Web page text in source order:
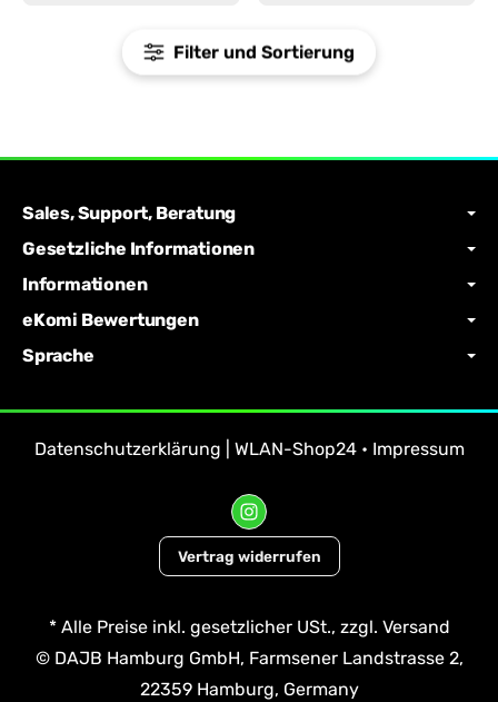
Filter und Sortierung
Sales, Support, Beratung
Gesetzliche Informationen
Informationen
eKomi Bewertungen
Sprache
Datenschutzerklärung | WLAN-Shop24 • Impressum
Vertrag widerrufen
*Alle Preise inkl. gesetzlicher USt., zzgl. Versand
© DAJB Hamburg GmbH, Farmsener Landstrasse 2,
22359 Hamburg, Germany